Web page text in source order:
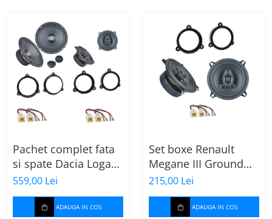
Pachet complet fata
si spate Dacia Logan
2 (2013-2020) cu boxe
Ground Zero Ferrum
559,00 Lei
ADAUGA IN COS
Set boxe Renault
Megane III Ground
Zero GZFF 5.2 cu
inele si conectori
215,00 Lei
ADAUGA IN COS